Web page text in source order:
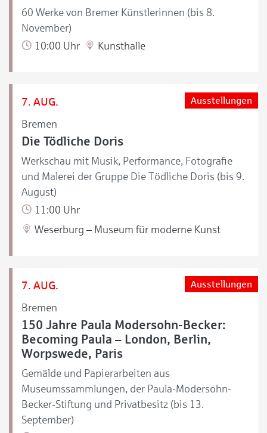
60 Werke von Bremer Künstlerinnen (bis 8.
November)
10:00 Uhr
Kunsthalle
7. AUG.
Bremen
Ausstellungen
Die Tödliche Doris
Werkschau mit Musik, Performance, Fotografie
und Malerei der Gruppe Die Tödliche Doris (bis 9.
August)
11:00 Uhr
Weserburg – Museum für moderne Kunst
7. AUG.
Bremen
Ausstellungen
150 Jahre Paula Modersohn-Becker:
Becoming Paula – London, Berlin,
Worpswede, Paris
Gemälde und Papierarbeiten aus
Museumssammlungen, der Paula-Modersohn-
Becker-Stiftung und Privatbesitz (bis 13.
September)